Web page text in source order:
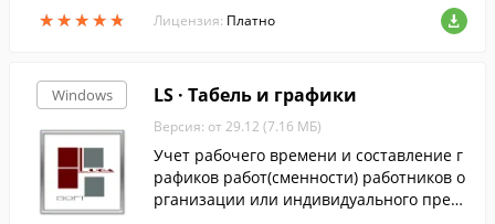
★★★★★
★★★★★ Лицензия: Платно
Windows LS · Табель и графики
Версия: от 29.12 (7.16 МБ)
Учет рабочего времени и составление г
рафиков работ(сменности) работников о
рганизации или индивидуального пред